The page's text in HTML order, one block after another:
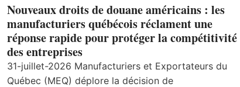
Nouveaux droits de douane américains : les
manufacturiers québécois réclament une
réponse rapide pour protéger la compétitivité
des entreprises
31-juillet-2026 Manufacturiers et Exportateurs du
Québec (MEQ) déplore la décision de